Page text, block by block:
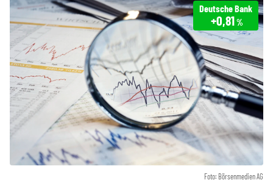
Foto: Börsenmedien AG
Deutsche Bank
+0,81%